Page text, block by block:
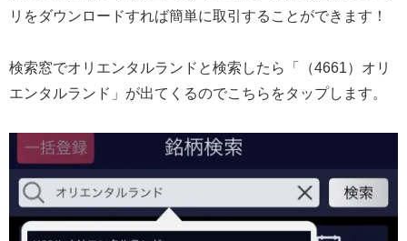
リをダウンロードすれば簡単に取引することができます！
検索窓でオリエンタルランドと検索したら「（4661）オリ
エンタルランド」が出てくるのでこちらをタップします。